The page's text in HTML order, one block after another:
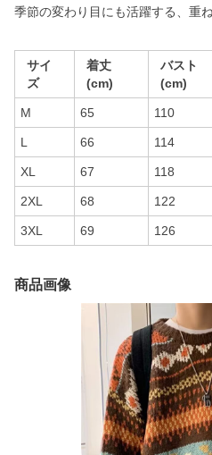
季節の変わり目にも活躍する、重
サイ
ズ
着丈
(cm)
バスト
(cm)
M 65 110
L 66 114
XL 67 118
2XL 68 122
3XL 69 126
商品画像